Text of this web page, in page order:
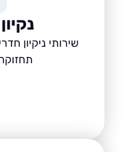
נקיון
שירותי ניקיון חדרי
תחזוקה שוטפת